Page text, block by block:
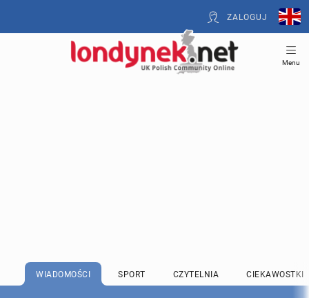
ZALOGUJ
Menu
WIADOMOŚCI SPORT CZYTELNIA CIEKAWOSTKI